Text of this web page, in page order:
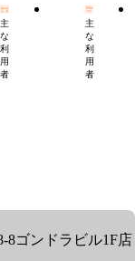
主
な
利
用
者
主
な
利
用
者
8ゴンドラビル1F店